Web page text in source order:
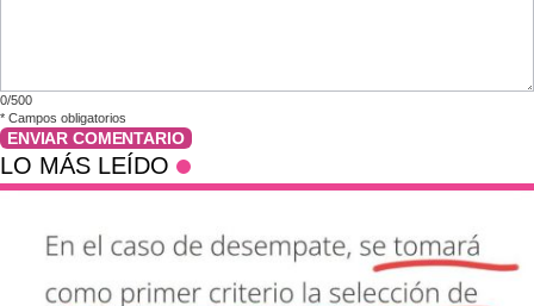
0/500
* Campos obligatorios
ENVIAR COMENTARIO
LO MÁS LEÍDO